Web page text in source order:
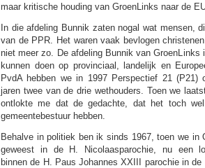
maar kritische houding van GroenLinks naar de
In die afdeling Bunnik zaten nogal wat mensen,
van de PPR. Het waren vaak bevlogen
niet meer zo. De afdeling Bunnik van
kunnen doen op provinciaal, landelijk en
PvdA hebben we in 1997 Perspectief 21 (P21)
jaren twee van de drie wethouders. Toen we
ontlokte me dat de gedachte, dat het toch
gemeentebestuur hebben.
Behalve in politiek ben ik sinds 1967, toen we in
geweest in de H. Nicolaasparochie, nu een
binnen de H. Paus Johannes XXIII parochie in